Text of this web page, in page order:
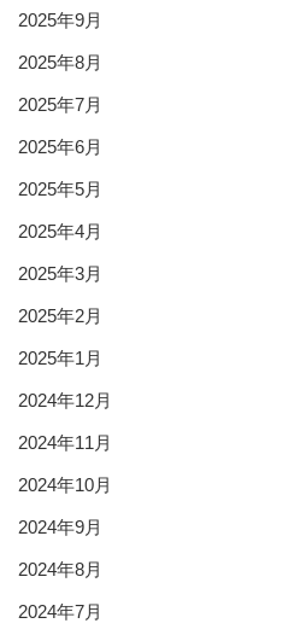
2025年9月
2025年8月
2025年7月
2025年6月
2025年5月
2025年4月
2025年3月
2025年2月
2025年1月
2024年12月
2024年11月
2024年10月
2024年9月
2024年8月
2024年7月